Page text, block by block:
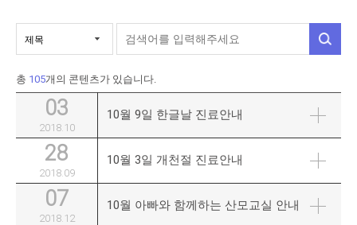
총 105개의 콘텐츠가 있습니다.
03
2018.10
10월 9일 한글날 진료안내
28
2018.09
10월 3일 개천절 진료안내
07
2018.12
10월 아빠와 함께하는 산모교실 안내